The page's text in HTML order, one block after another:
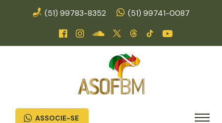
(51) 99783-8352 (51) 99741-0087
ASSOCIE-SE